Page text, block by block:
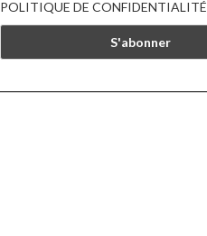
POLITIQUE DE CONFIDENTIALITÉ